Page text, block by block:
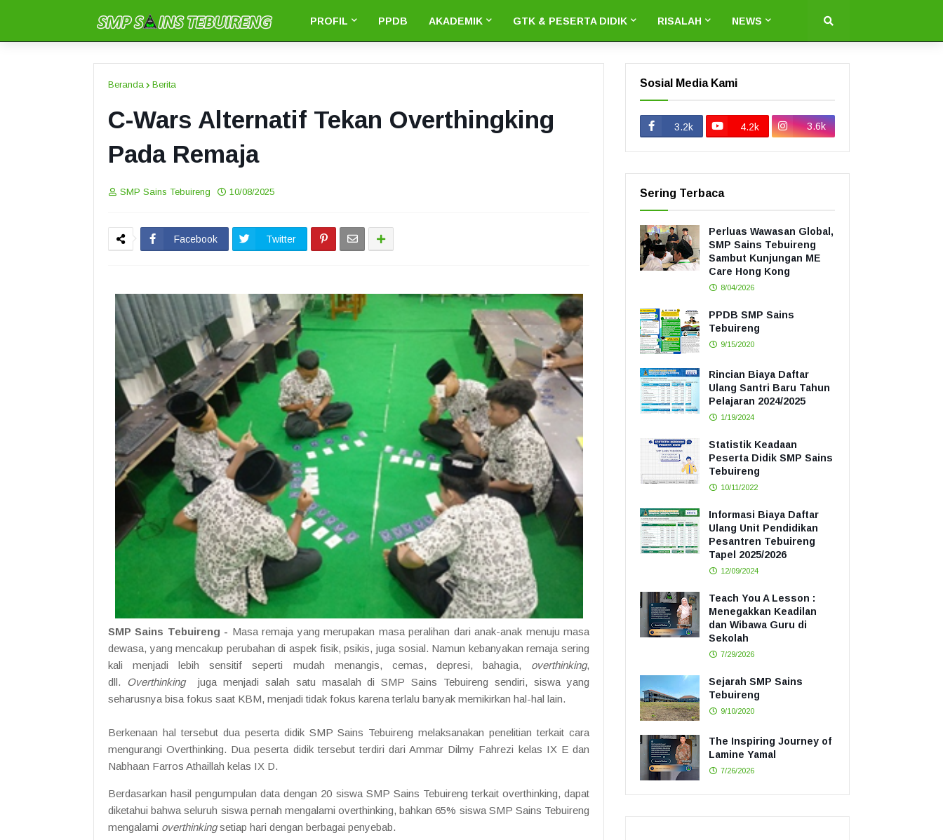
PROFIL PPDB AKADEMIK GTK & PESERTA DIDIK RISALAH NEWS
Beranda Berita
C-Wars Alternatif Tekan Overthingking
Pada Remaja
SMP Sains Tebuireng 10/08/2025
Facebook Twitter
SMP Sains Tebuireng - Masa remaja yang merupakan masa peralihan dari anak-anak menuju masa
dewasa, yang mencakup perubahan di aspek fisik, psikis, juga sosial. Namun kebanyakan remaja sering
kali menjadi lebih sensitif seperti mudah menangis, cemas, depresi, bahagia, overthinking,
dll. Overthinking juga menjadi salah satu masalah di SMP Sains Tebuireng sendiri, siswa yang
seharusnya bisa fokus saat KBM, menjadi tidak fokus karena terlalu banyak memikirkan hal-hal lain.
Berkenaan hal tersebut dua peserta didik SMP Sains Tebuireng melaksanakan penelitian terkait cara
mengurangi Overthinking. Dua peserta didik tersebut terdiri dari Ammar Dilmy Fahrezi kelas IX E dan
Nabhaan Farros Athaillah kelas IX D.
Berdasarkan hasil pengumpulan data dengan 20 siswa SMP Sains Tebuireng terkait overthinking, dapat
diketahui bahwa seluruh siswa pernah mengalami overthinking, bahkan 65% siswa SMP Sains Tebuireng
mengalami overthinkingsetiap hari dengan berbagai penyebab.
Sosial Media Kami
3.2k 4.2k 3.6k
Sering Terbaca
Perluas Wawasan Global,
SMP Sains Tebuireng
Sambut Kunjungan ME
Care Hong Kong
8/04/2026
PPDB SMP Sains
Tebuireng
9/15/2020
Rincian Biaya Daftar
Ulang Santri Baru Tahun
Pelajaran 2024/2025
1/19/2024
Statistik Keadaan
Peserta Didik SMP Sains
Tebuireng
10/11/2022
Informasi Biaya Daftar
Ulang Unit Pendidikan
Pesantren Tebuireng
Tapel 2025/2026
12/09/2024
Teach You A Lesson :
Menegakkan Keadilan
dan Wibawa Guru di
Sekolah
7/29/2026
Sejarah SMP Sains
Tebuireng
9/10/2020
The Inspiring Journey of
Lamine Yamal
7/26/2026